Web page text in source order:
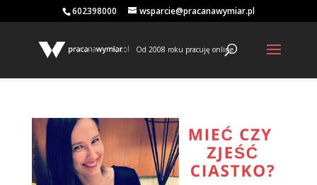
602398000 wsparcie@pracanawymiar.pl
Od 2008 roku pracuję online